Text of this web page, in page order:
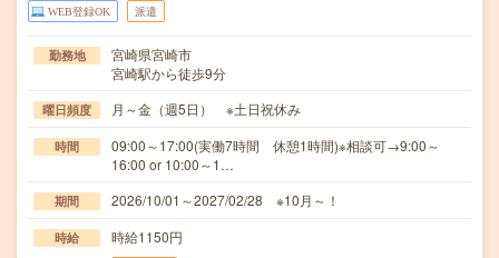
WEB登録OK 派遣
勤務地
宮崎県宮崎市
宮崎駅から徒歩9分
曜日頻度 月～金（週5日） ※土日祝休み
時間
09:00～17:00(実働7時間 休憩1時間)※相談可→9:00～
16:00 or 10:00～1…
期間 2026/10/01～2027/02/28 ※10月～！
時給 時給1150円